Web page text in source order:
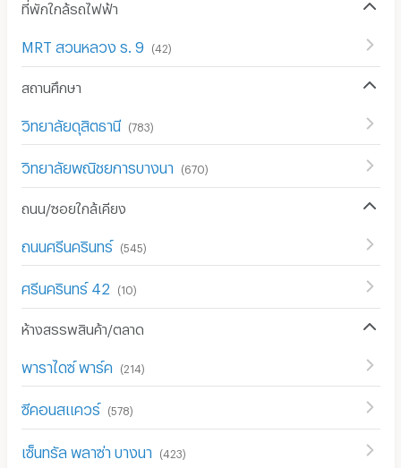
ที่พักใกล้รถไฟฟ้า
MRT สวนหลวง ร. 9 (42)
สถานศึกษา
วิทยาลัยดุสิตธานี (783)
วิทยาลัยพณิชยการบางนา (670)
ถนน/ซอยใกล้เคียง
ถนนศรีนครินทร์ (545)
ศรีนครินทร์ 42 (10)
ห้างสรรพสินค้า/ตลาด
พาราไดซ์ พาร์ค (214 )
ซีคอนสแควร์ (578)
เซ็นทรัล พลาซ่า บางนา (423)